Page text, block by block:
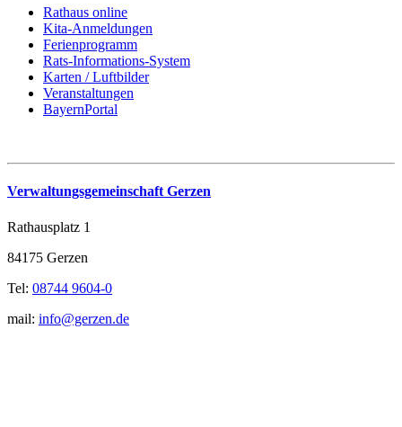
Rathaus online
Kita-Anmeldungen
Ferienprogramm
Rats-Informations-System
Karten / Luftbilder
Veranstaltungen
BayernPortal
Verwaltungsgemeinschaft Gerzen
Rathausplatz 1
84175 Gerzen
Tel: 08744 9604-0
mail: info@gerzen.de